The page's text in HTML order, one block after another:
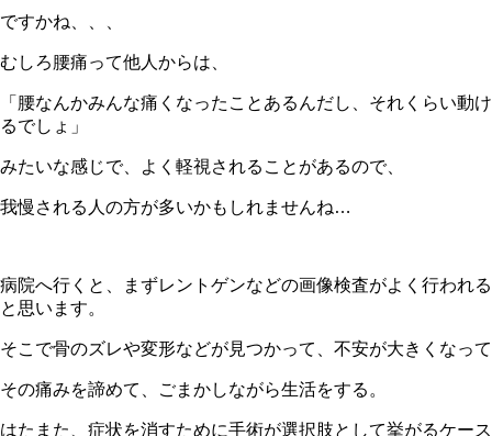
ですかね、、、
むしろ腰痛って他人からは、
「腰なんかみんな痛くなったことあるんだし、それくらい動け
るでしょ」
みたいな感じで、よく軽視されることがあるので、
我慢される人の方が多いかもしれませんね…
病院へ行くと、まずレントゲンなどの画像検査がよく行われる
と思います。
そこで骨のズレや変形などが見つかって、不安が大きくなって
その痛みを諦めて、ごまかしながら生活をする。
はたまた、症状を消すために手術が選択肢として挙がるケース